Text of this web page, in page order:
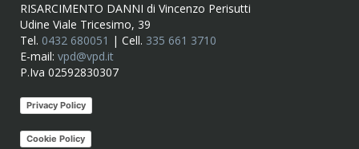
RISARCIMENTO DANNI di Vincenzo Perisutti
Udine Viale Tricesimo, 39
Tel. 0432 680051 | Cell. 335 661 3710
E-mail: vpd@vpd.it
P.Iva 02592830307
Privacy Policy
Cookie Policy